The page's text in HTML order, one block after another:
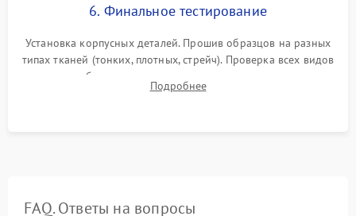
6. Финальное тестирование
Установка корпусных деталей. Прошив образцов на разных
типах тканей (тонких, плотных, стрейч). Проверка всех видов
строчек, работы реверса, выметывания петли и намотчика
шпульки. Контроль плавности хода и отсутствия
Подробнее
FAQ. Ответы на вопросы